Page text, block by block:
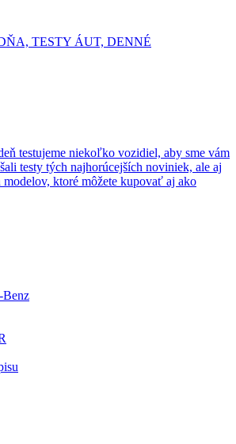
TESTY ÁUT, DENNÉ
testujeme niekoľko vozidiel, aby sme vám
testy tých najhorúcejších noviniek, ale aj
modelov, ktoré môžete kupovať aj ako
Benz